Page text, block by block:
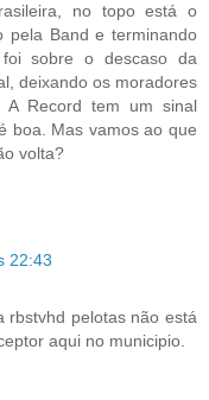
no topo está o
pela Band e terminando
foi sobre o descaso da
deixando os moradores
Record tem um sinal
boa. Mas vamos ao que
volta?
22:43
rbstvhd pelotas não está
aqui no municipio.